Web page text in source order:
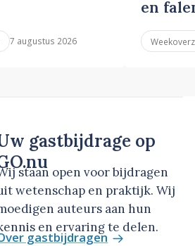
7 augustus 2026
en
gastbijdrage op
staan open voor bijdragen
wetenschap en praktijk. Wij
auteurs aan hun
en ervaring te delen.
gastbijdragen